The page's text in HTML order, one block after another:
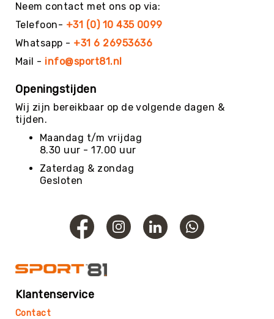
Mountainbiken
(MTB)
Oriëntatie
Padel
Pilates
Poull
Roundnet
Scouting/Outdoor
Skate
Sporten
Spikeball
Steppen
Neem contact met ons op via:
Telefoon- +31 (0) 10 435 0099
Whatsapp - +31 6 26953636
Mail - info@sport81.nl
Openingstijden
Wij zijn bereikbaar op de volgende dagen &
tijden.
Maandag t/m vrijdag
8.30 uur - 17.00 uur
Zaterdag & zondag
Gesloten
Klantenservice
Contact